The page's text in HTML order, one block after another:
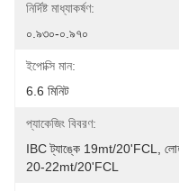
নির্দিষ্ট মাধ্যাকর্ষণ:
০.৯৩০-০.৯৭০
ইপোক্সি মান:
6.6 মিনিট
প্যাকেজিং বিবরণ:
IBC ট্যাঙ্কে 19mt/20'FCL,
20-22mt/20'FCL